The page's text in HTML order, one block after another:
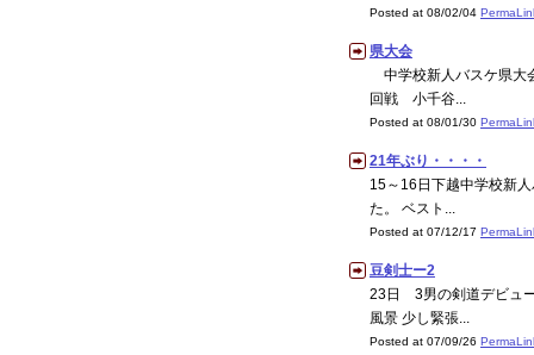
Posted at 08/02/04
県大会
中学校新人バスケ県大
回戦 小千谷...
Posted at 08/01/30
21年ぶり・・・・
15～16日下越中学校新
た。 ベスト...
Posted at 07/12/17
豆剣士ー2
23日 3男の剣道デビュ
風景 少し緊張...
Posted at 07/09/26